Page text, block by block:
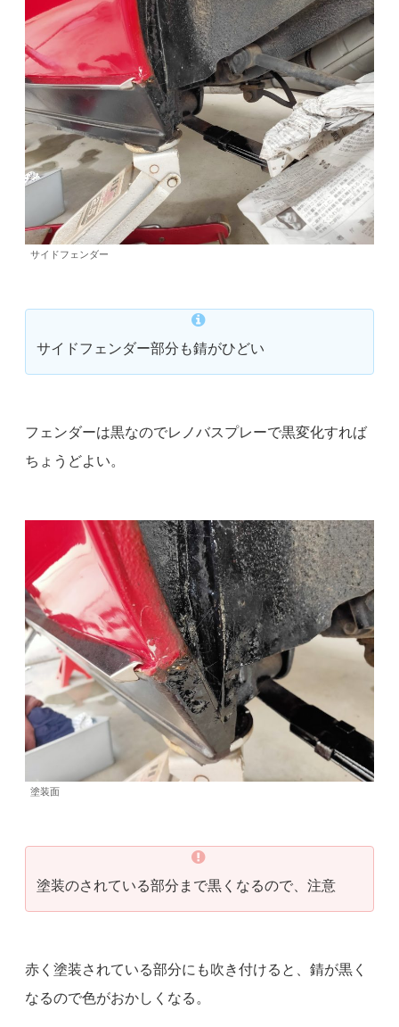
サイドフェンダー
サイドフェンダー部分も錆がひどい
フェンダーは黒なのでレノバスプレーで黒変化すれば
ちょうどよい。
塗装面
塗装のされている部分まで黒くなるので、注意
赤く塗装されている部分にも吹き付けると、錆が黒く
なるので色がおかしくなる。